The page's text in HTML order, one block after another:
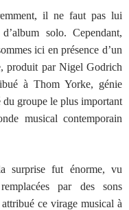
il ne faut pas lui
solo. Cependant,
ici en présence d’un
produit par Nigel Godrich
à Thom Yorke, génie
du groupe le plus important
musical contemporain
surprise fut énorme, vu
par des sons
ce virage musical à